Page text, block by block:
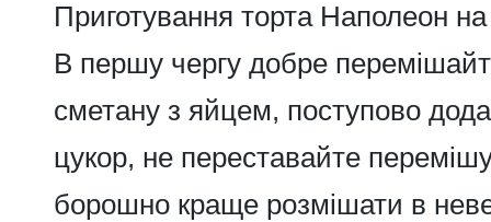
Приготування торта Наполеон на
В першу чергу добре
сметану з яйцем, поступово
цукор, не переставайте
борошно краще розмішати в